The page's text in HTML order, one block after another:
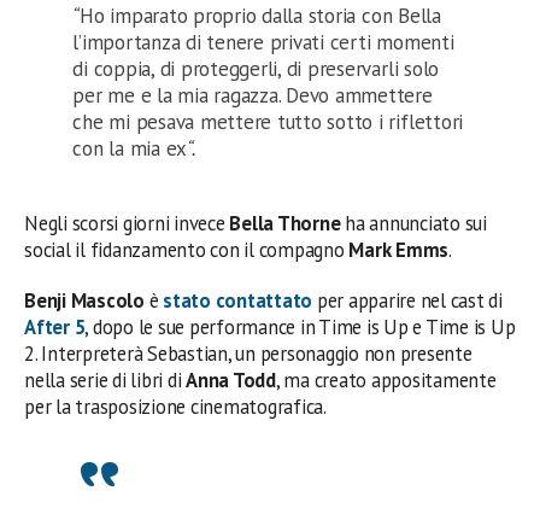
“Ho imparato proprio dalla storia con Bella
l’importanza di tenere privati certi momenti
di coppia, di proteggerli, di preservarli solo
per me e la mia ragazza. Devo ammettere
che mi pesava mettere tutto sotto i riflettori
con la mia ex“.
Negli scorsi giorni invece Bella Thorneha annunciato sui
social il fidanzamento con il compagno Mark Emms.
Benji Mascolo è stato contattato per apparire nel cast di
After 5, dopo le sue performance in Time is Up e Time is Up
2. Interpreterà Sebastian, un personaggio non presente
nella serie di libri diAnna Todd, ma creato appositamente
per la trasposizione cinematografica.